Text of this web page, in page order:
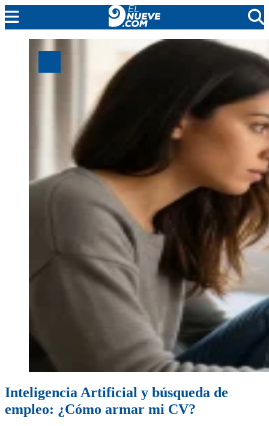
CADA DÍA
PROTAGONISTAS
EL NUEVE STREAMS
PROGRAMACIÓN
EN VIVO
Inteligencia Artificial y búsqueda de
empleo: ¿Cómo armar mi CV?